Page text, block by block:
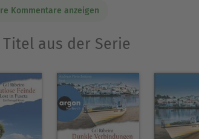
Kommentare anzeigen
aus der Serie